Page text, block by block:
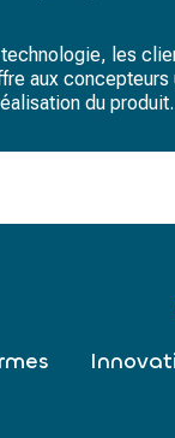
technologie, les
aux concepteurs
du produit.